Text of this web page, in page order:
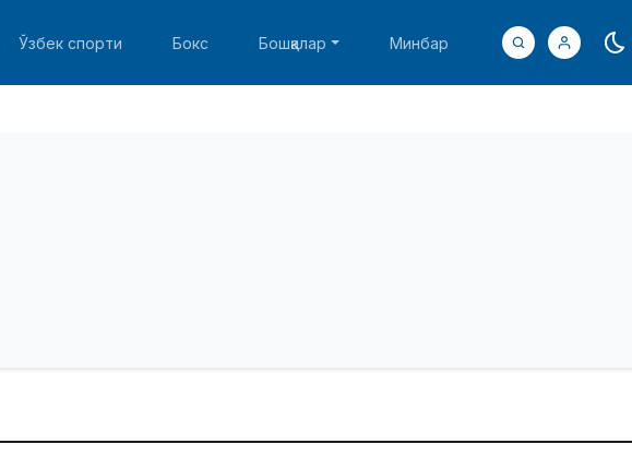
Ўзбек спорти Бокс Бошқалар Минбар